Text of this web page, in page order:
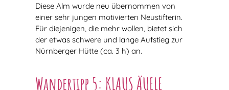
Diese Alm wurde neu übernommen von
einer sehr jungen motivierten Neustifterin.
Für diejenigen, die mehr wollen, bietet sich
der etwas schwere und lange Aufstieg zur
Nürnberger Hütte (ca. 3 h) an.
Wandertipp 5: KLAUS ÄUELE